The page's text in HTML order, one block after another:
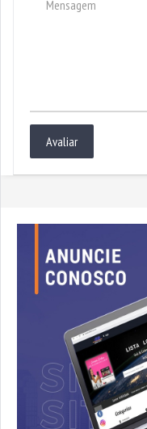
Avaliar